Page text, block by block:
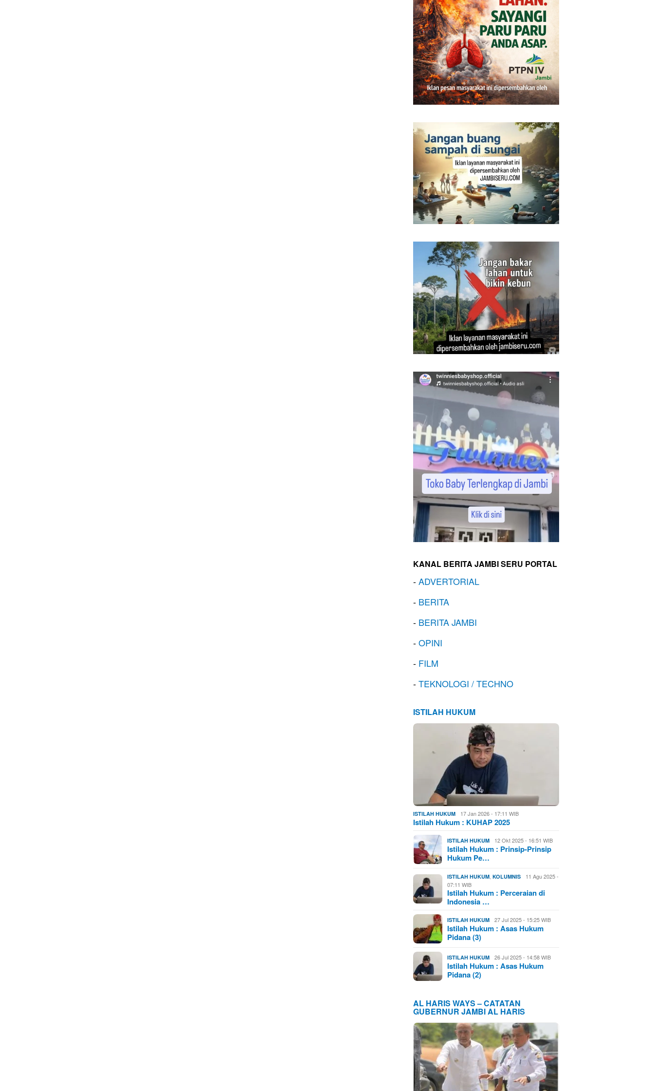
KANAL BERITA JAMBI SERU PORTAL
-ADVERTORIAL
- BERITA
- BERITA JAMBI
-OPINI
- FILM
-TEKNOLOGI / TECHNO
ISTILAH HUKUM
ISTILAH HUKUM 17 Jan 2026 - 17:11 WIB
Istilah Hukum : KUHAP 2025
ISTILAH HUKUM 12 Okt 2025 - 16:51 WIB
Istilah Hukum : Prinsip-Prinsip
Hukum Pe…
ISTILAH HUKUM ,KOLUMNIS
11 Agu 2025 -
07:11 WIB
Istilah Hukum : Perceraian di
Indonesia …
ISTILAH HUKUM 27 Jul 2025 - 15:25 WIB
Istilah Hukum : Asas Hukum
Pidana (3)
ISTILAH HUKUM 26 Jul 2025 - 14:58 WIB
Istilah Hukum : Asas Hukum
Pidana (2)
AL HARIS WAYS – CATATAN
GUBERNUR JAMBI AL HARIS